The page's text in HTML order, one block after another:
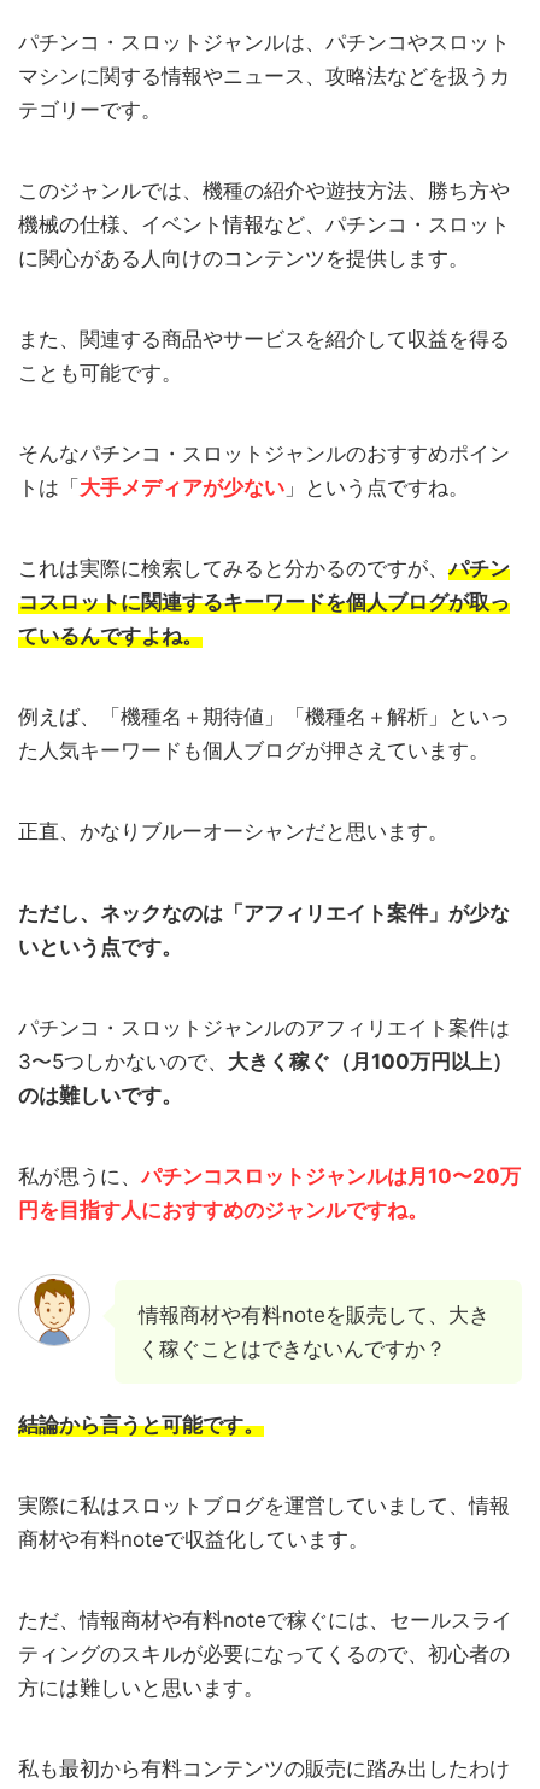
パチンコ・スロットジャンルは、パチンコやスロット
マシンに関する情報やニュース、攻略法などを扱うカ
テゴリーです。
このジャンルでは、機種の紹介や遊技方法、勝ち方や
機械の仕様、イベント情報など、パチンコ・スロット
に関心がある人向けのコンテンツを提供します。
また、関連する商品やサービスを紹介して収益を得る
ことも可能です。
そんなパチンコ・スロットジャンルのおすすめポイン
トは「 大手メディアが少ない 」という点ですね。
これは実際に検索してみると分かるのですが、パチン
コスロットに関連するキーワードを個人ブログが取っ
ているんですよね。
例えば、「機種名＋期待値」「機種名＋解析」といっ
た人気キーワードも個人ブログが押さえています。
正直、かなりブルーオーシャンだと思います。
ただし、ネックなのは「アフィリエイト案件」が少な
いという点です。
パチンコ・スロットジャンルのアフィリエイト案件は
3〜5つしかないので、 大きく稼ぐ（月100万円以上）
のは難しいです。
私が思うに、パチンコスロットジャンルは月10〜20万
円を目指す人におすすめのジャンルですね。
情報商材や有料noteを販売して、大き
く稼ぐことはできないんですか？
結論から言うと可能です。
実際に私はスロットブログを運営していまして、情報
商材や有料noteで収益化しています。
ただ、情報商材や有料noteで稼ぐには、セールスライ
ティングのスキルが必要になってくるので、初心者の
方には難しいと思います。
私も最初から有料コンテンツの販売に踏み出したわけ